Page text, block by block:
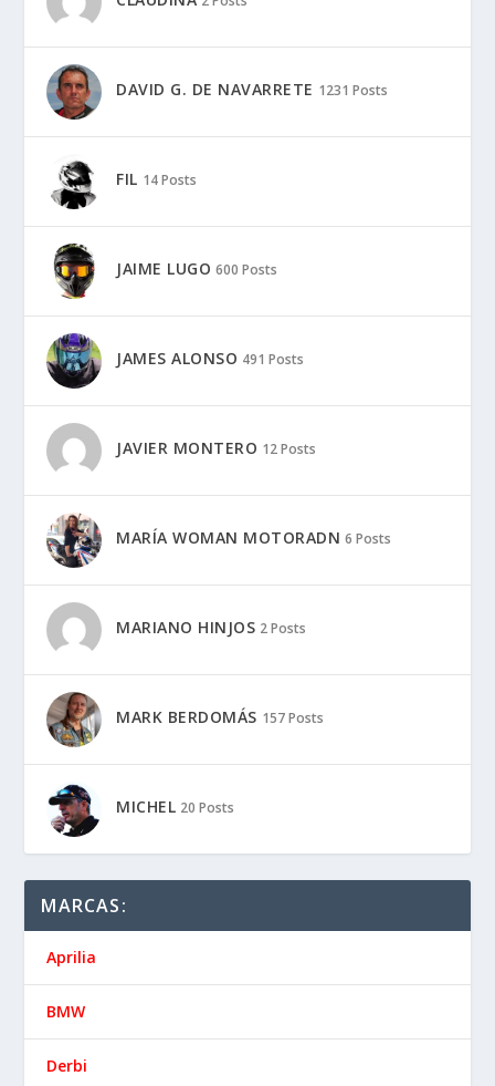
DAVID G. DE NAVARRETE 1231 Posts
FIL 14 Posts
JAIME LUGO 600 Posts
JAMES ALONSO 491 Posts
JAVIER MONTERO 12 Posts
MARÍA WOMAN MOTORADN 6 Posts
MARIANO HINJOS 2 Posts
MARK BERDOMÁS 157 Posts
MICHEL 20 Posts
MARCAS:
Aprilia
BMW
Derbi